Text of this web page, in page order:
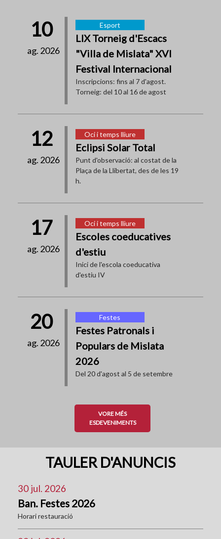
10
ag. 2026
Esport
LIX Torneig d'Escacs
"Villa de Mislata" XVI
Festival Internacional
Inscripcions: fins al 7 d'agost.
Torneig: del 10 al 16 de agost
12
ag. 2026
Oci i temps lliure
Eclipsi Solar Total
Punt d'observació: al costat de la
Plaça de la Llibertat, des de les 19
h.
17
ag. 2026
Oci i temps lliure
Escoles coeducatives
d'estiu
Inici de l'escola coeducativa
d'estiu IV
20
ag. 2026
Festes
Festes Patronals i
Populars de Mislata
2026
Del 20 d'agost al 5 de setembre
VORE MÉS
ESDEVENIMENTS
TAULER D'ANUNCIS
30 jul. 2026
Ban. Festes 2026
Horari restauració